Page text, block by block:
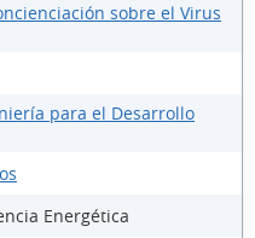
sobre el Virus
para el Desarrollo
Energética